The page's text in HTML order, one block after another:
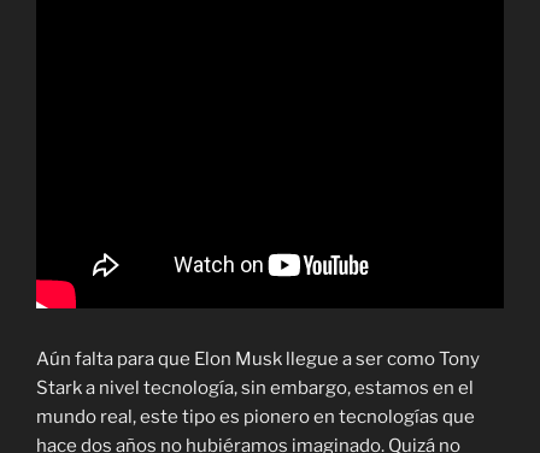
Aún falta para que Elon Musk llegue a ser como Tony
Stark a nivel tecnología, sin embargo, estamos en el
mundo real, este tipo es pionero en tecnologías que
hace dos años no hubiéramos imaginado. Quizá no